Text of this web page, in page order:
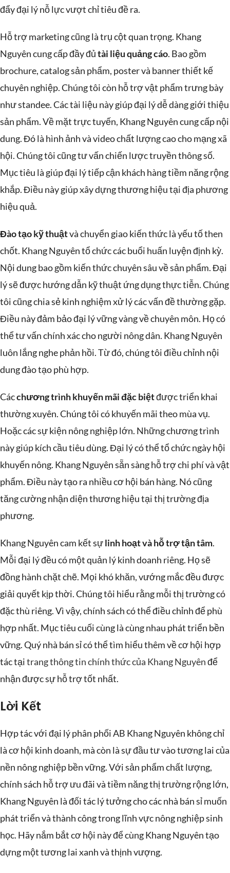
đẩy đại lý nỗ lực vượt chỉ tiêu đề ra.
Hỗ trợ marketing cũng là trụ cột quan trọng. Khang
Nguyên cung cấp đầy đủtài liệu quảng cáo. Bao gồm
brochure, catalog sản phẩm, poster và banner thiết kế
chuyên nghiệp. Chúng tôi còn hỗ trợ vật phẩm trưng bày
như standee. Các tài liệu này giúp đại lý dễ dàng giới thiệu
sản phẩm. Về mặt trực tuyến, Khang Nguyên cung cấp nội
dung. Đó là hình ảnh và video chất lượng cao cho mạng xã
hội. Chúng tôi cũng tư vấn chiến lược truyền thông số.
Mục tiêu là giúp đại lý tiếp cận khách hàng tiềm năng rộng
khắp. Điều này giúp xây dựng thương hiệu tại địa phương
hiệu quả.
Đào tạo kỹ thuậtvà chuyển giao kiến thức là yếu tố then
chốt. Khang Nguyên tổ chức các buổi huấn luyện định kỳ.
Nội dung bao gồm kiến thức chuyên sâu về sản phẩm. Đại
lý sẽ được hướng dẫn kỹ thuật ứng dụng thực tiễn. Chúng
tôi cũng chia sẻ kinh nghiệm xử lý các vấn đề thường gặp.
Điều này đảm bảo đại lý vững vàng về chuyên môn. Họ có
thể tư vấn chính xác cho người nông dân. Khang Nguyên
luôn lắng nghe phản hồi. Từ đó, chúng tôi điều chỉnh nội
dung đào tạo phù hợp.
Cácchương trình khuyến mãi đặc biệtđược triển khai
thường xuyên. Chúng tôi có khuyến mãi theo mùa vụ.
Hoặc các sự kiện nông nghiệp lớn. Những chương trình
này giúp kích cầu tiêu dùng. Đại lý có thể tổ chức ngày hội
khuyến nông. Khang Nguyên sẵn sàng hỗ trợ chi phí và vật
phẩm. Điều này tạo ra nhiều cơ hội bán hàng. Nó cũng
tăng cường nhận diện thương hiệu tại thị trường địa
phương.
Khang Nguyên cam kết sựlinh hoạt và hỗ trợ tận tâm.
Mỗi đại lý đều có một quản lý kinh doanh riêng. Họ sẽ
đồng hành chặt chẽ. Mọi khó khăn, vướng mắc đều được
giải quyết kịp thời. Chúng tôi hiểu rằng mỗi thị trường có
đặc thù riêng. Vì vậy, chính sách có thể điều chỉnh để phù
hợp nhất. Mục tiêu cuối cùng là cùng nhau phát triển bền
vững. Quý nhà bán sỉ có thể tìm hiểu thêm về cơ hội hợp
tác tạitrang thông tin chính thức của Khang Nguyênđể
nhận được sự hỗ trợ tốt nhất.
Lời Kết
Hợp tác với đại lý phân phối AB Khang Nguyên không chỉ
là cơ hội kinh doanh, mà còn là sự đầu tư vào tương lai của
nền nông nghiệp bền vững. Với sản phẩm chất lượng,
chính sách hỗ trợ ưu đãi và tiềm năng thị trường rộng lớn,
Khang Nguyên là đối tác lý tưởng cho các nhà bán sỉ muốn
phát triển và thành công trong lĩnh vực nông nghiệp sinh
học. Hãy nắm bắt cơ hội này để cùng Khang Nguyên tạo
dựng một tương lai xanh và thịnh vượng.